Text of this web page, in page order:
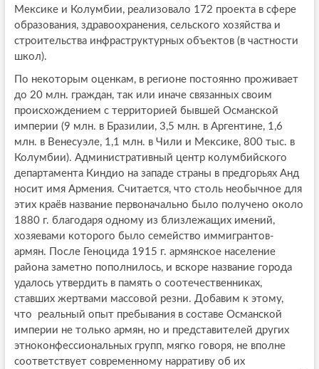
Мексике и Колумбии, реализовало 172 проекта в сфере
образования, здравоохранения, сельского хозяйства и
строительства инфраструктурных объектов (в частности
школ).
По некоторым оценкам, в регионе постоянно проживает
до 20 млн. граждан, так или иначе связанных своим
происхождением с территорией бывшей Османской
империи (9 млн. в Бразилии, 3,5 млн. в Аргентине, 1,6
млн. в Венесуэле, 1,1 млн. в Чили и Мексике, 800 тыс. в
Колумбии). Административный центр колумбийского
департамента Киндио на западе страны в предгорьях Анд
носит имя Армения. Считается, что столь необычное для
этих краёв название первоначально было получено около
1880 г. благодаря одному из близлежащих имений,
хозяевами которого было семейство иммигрантов-
армян. После Геноцида 1915 г. армянское население
района заметно пополнилось, и вскоре название города
удалось утвердить в память о соотечественниках,
ставших жертвами массовой резни. Добавим к этому,
что реальный опыт пребывания в составе Османской
империи не только армян, но и представителей других
этноконфессиональных групп, мягко говоря, не вполне
соответствует современному нарративу об их